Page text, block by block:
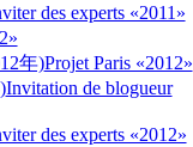
des experts «2011»
年)Projet Paris «2012»
Invitation de blogueur
des experts «2012»